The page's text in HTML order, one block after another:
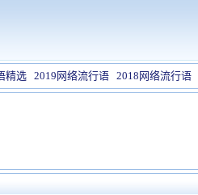
精选 2019网络流行语 2018网络流行语